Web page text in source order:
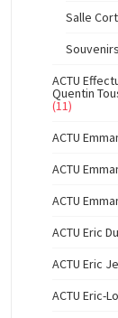
Salle
ACTU
Quentin
(11)
ACTU
ACTU
ACTU
ACTU Eric
ACTU Eric
ACTU Eric-